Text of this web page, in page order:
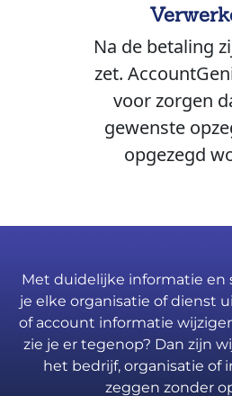
Na de betaling
zet.
voor zorgen
gewenste
opgezegd
Met duidelijke informatie en
je elke organisatie of dienst
of account informatie
zie je er tegenop? Dan zijn
het bedrijf, organisatie of
zeggen zonder